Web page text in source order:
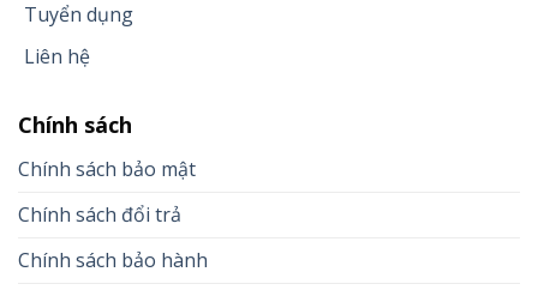
Tuyển dụng
Liên hệ
Chính sách
Chính sách bảo mật
Chính sách đổi trả
Chính sách bảo hành